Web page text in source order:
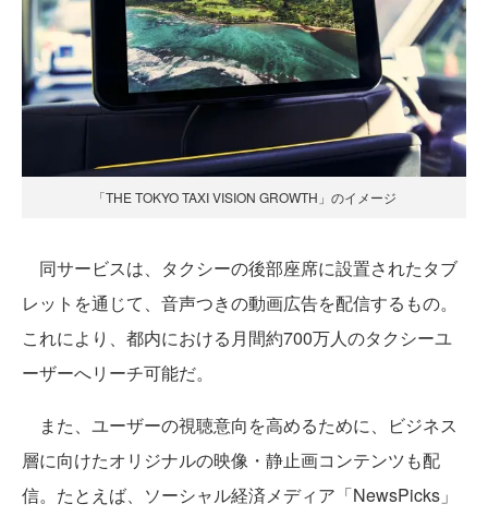
「THE TOKYO TAXI VISION GROWTH」のイメージ
同サービスは、タクシーの後部座席に設置されたタブ
レットを通じて、音声つきの動画広告を配信するもの。
これにより、都内における月間約700万人のタクシーユ
ーザーへリーチ可能だ。
また、ユーザーの視聴意向を高めるために、ビジネス
層に向けたオリジナルの映像・静止画コンテンツも配
信。たとえば、ソーシャル経済メディア「NewsPicks」